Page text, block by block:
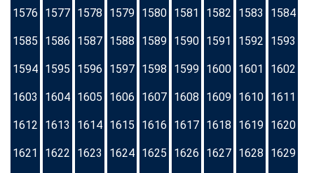
1576 1577 1578 1579 1580 1581 1582 1583 1584
1585 1586 1587 1588 1589 1590 1591 1592 1593
1594 1595 1596 1597 1598 1599 1600 1601 1602
1603 1604 1605 1606 1607 1608 1609 1610 1611
1612 1613 1614 1615 1616 1617 1618 1619 1620
1621 1622 1623 1624 1625 1626 1627 1628 1629